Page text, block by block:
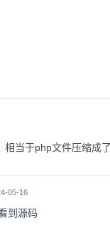
相当于php文件压缩成
05-16
到源码